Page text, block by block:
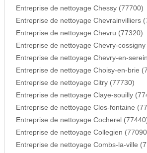
Entreprise de nettoyage Chessy (77700)
Entreprise de nettoyage Chevrainvilliers
Entreprise de nettoyage Chevru (77320)
Entreprise de nettoyage Chevry-
Entreprise de nettoyage Chevry-en-
Entreprise de nettoyage Choisy-en-brie
Entreprise de nettoyage Citry (77730)
Entreprise de nettoyage Claye-souilly
Entreprise de nettoyage Clos-fontaine
Entreprise de nettoyage Cocherel
Entreprise de nettoyage Collegien
Entreprise de nettoyage Combs-la-ville